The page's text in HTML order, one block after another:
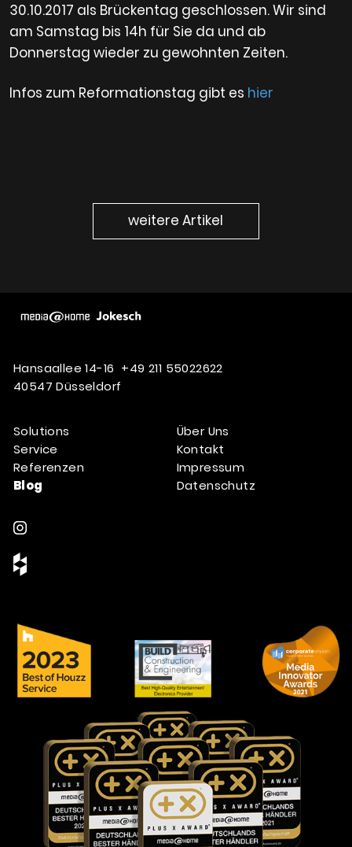
30.10.2017 als Brückentag geschlossen. Wir sind
am Samstag bis 14h für Sie da und ab
Donnerstag wieder zu gewohnten Zeiten.
Infos zum Reformationstag gibt es hier
weitere Artikel
Hansaallee 14-16
40547 Düsseldorf
+49 211 55022622
Solutions
Service
Referenzen
Blog
Über Uns
Kontakt
Impressum
Datenschutz